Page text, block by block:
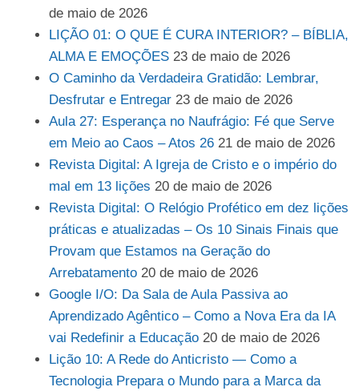
de maio de 2026
LIÇÃO 01: O QUE É CURA INTERIOR? – BÍBLIA,
ALMA E EMOÇÕES 23 de maio de 2026
O Caminho da Verdadeira Gratidão: Lembrar,
Desfrutar e Entregar 23 de maio de 2026
Aula 27: Esperança no Naufrágio: Fé que Serve
em Meio ao Caos – Atos 26 21 de maio de 2026
Revista Digital: A Igreja de Cristo e o império do
mal em 13 lições 20 de maio de 2026
Revista Digital: O Relógio Profético em dez lições
práticas e atualizadas – Os 10 Sinais Finais que
Provam que Estamos na Geração do
Arrebatamento 20 de maio de 2026
Google I/O: Da Sala de Aula Passiva ao
Aprendizado Agêntico – Como a Nova Era da IA
vai Redefinir a Educação 20 de maio de 2026
Lição 10: A Rede do Anticristo — Como a
Tecnologia Prepara o Mundo para a Marca da